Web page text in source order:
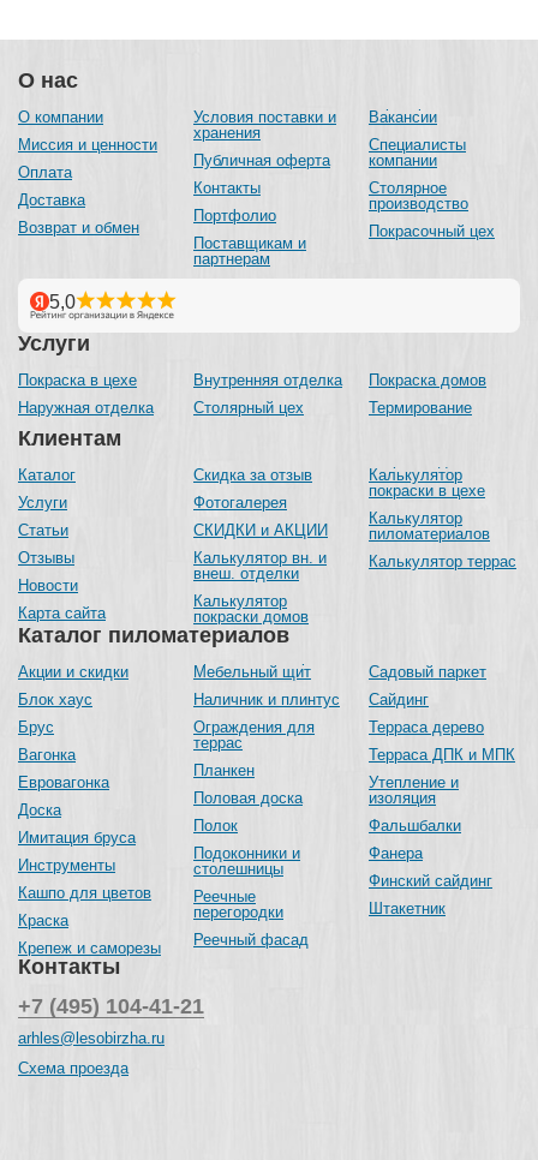
О нас
О компании
Миссия и ценности
Оплата
Доставка
Возврат и обмен
Условия поставки и
хранения
Публичная оферта
Контакты
Портфолио
Поставщикам и
партнерам
Вакансии
Специалисты
компании
Столярное
производство
Покрасочный цех
Каталог пиломатериалов
Акции и скидки
Блок хаус
Брус
Вагонка
Евровагонка
Доска
Имитация бруса
Инструменты
Кашпо для цветов
Краска
Крепеж и саморезы
Мебельный щит
Наличник и плинтус
Ограждения для
террас
Планкен
Половая доска
Полок
Подоконники и
столешницы
Реечные
перегородки
Реечный фасад
Садовый паркет
Сайдинг
Терраса дерево
Терраса ДПК и МПК
Утепление и
изоляция
Фальшбалки
Фанера
Финский сайдинг
Штакетник
Услуги
Покраска в цехе
Наружная отделка
Внутренняя отделка
Столярный цех
Покраска домов
Термирование
Клиентам
Каталог
Услуги
Статьи
Отзывы
Новости
Карта сайта
Скидка за отзыв
Фотогалерея
СКИДКИ и АКЦИИ
Калькулятор вн. и
внеш. отделки
Калькулятор
покраски домов
Калькулятор
покраски в цехе
Калькулятор
пиломатериалов
Калькулятор террас
Контакты
+7 (495) 104-41-21
arhles@lesobirzha.ru
Схема проезда